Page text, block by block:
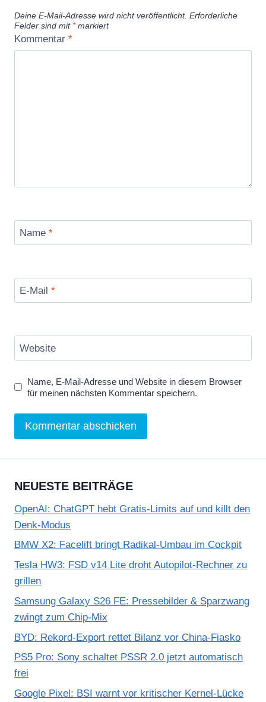
Deine E-Mail-Adresse wird nicht veröffentlicht. Erforderliche
Felder sind mit *markiert
Kommentar *
Name *
E-Mail *
Website
Name, E-Mail-Adresse und Website in diesem Browser
für meinen nächsten Kommentar speichern.
NEUESTE BEITRÄGE
OpenAI: ChatGPT hebt Gratis-Limits auf und killt den
Denk-Modus
BMW X2: Facelift bringt Radikal-Umbau im Cockpit
Tesla HW3: FSD v14 Lite droht Autopilot-Rechner zu
grillen
Samsung Galaxy S26 FE: Pressebilder & Sparzwang
zwingt zum Chip-Mix
BYD: Rekord-Export rettet Bilanz vor China-Fiasko
PS5 Pro: Sony schaltet PSSR 2.0 jetzt automatisch
frei
Google Pixel: BSI warnt vor kritischer Kernel-Lücke